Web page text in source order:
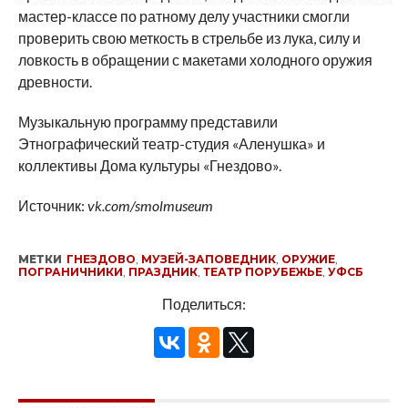
мастер-классе по ратному делу участники смогли
проверить свою меткость в стрельбе из лука, силу и
ловкость в обращении с макетами холодного оружия
древности.
Музыкальную программу представили
Этнографический театр-студия «Аленушка» и
коллективы Дома культуры «Гнездово».
Источник: vk.com/smolmuseum
МЕТКИ ГНЕЗДОВО, МУЗЕЙ-ЗАПОВЕДНИК, ОРУЖИЕ,
ПОГРАНИЧНИКИ, ПРАЗДНИК, ТЕАТР ПОРУБЕЖЬЕ, УФСБ
Поделиться: